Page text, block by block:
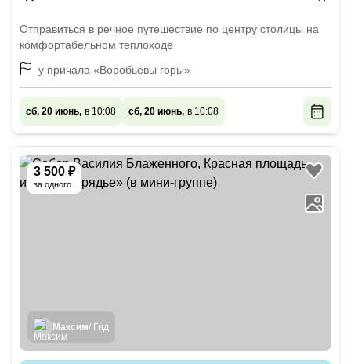
Отправиться в речное путешествие по центру столицы на
комфортабельном теплоходе
у причала «Воробьёвы горы»
сб, 20 июнь, в 10:08 сб, 20 июнь, в 10:08
3 500 ₽
за одного
Максим/ Гид